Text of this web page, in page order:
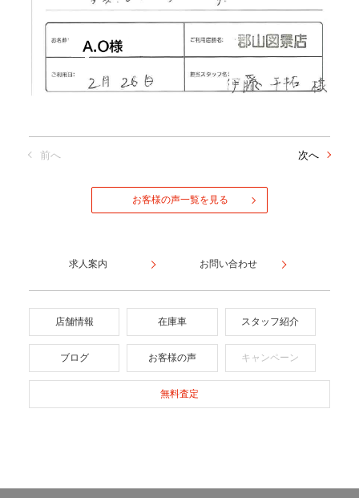
前へ 次へ
お客様の声一覧を見る
求人案内 お問い合わせ
店舗情報 在庫車 スタッフ紹介
ブログ お客様の声 キャンペーン
無料査定